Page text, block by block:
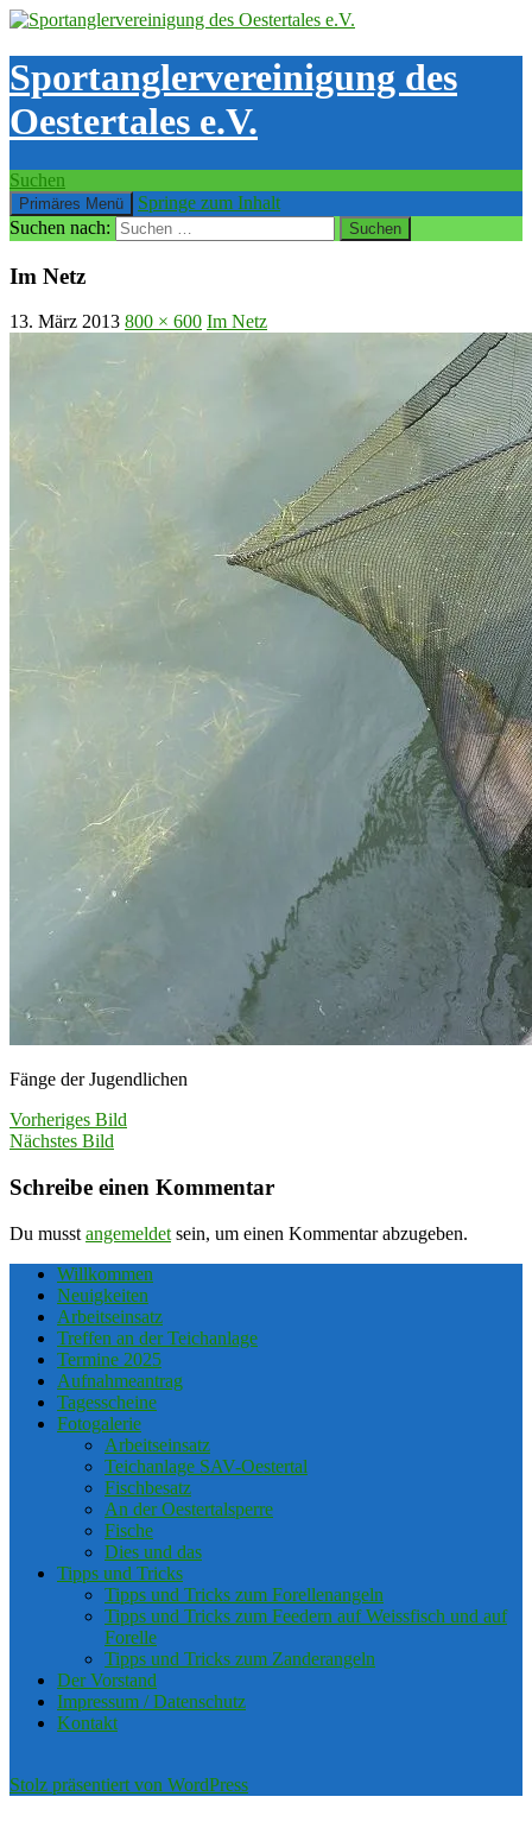
Sportanglervereinigung des
Oestertales e.V.
Suchen
Primäres Menü
Springe zum Inhalt
Suchen nach:
Im Netz
13. März 2013 800 × 600 Im Netz
Fänge der Jugendlichen
Vorheriges Bild
Nächstes Bild
Schreibe einen Kommentar
Du musst angemeldet sein, um einen Kommentar abzugeben.
Willkommen
Neuigkeiten
Arbeitseinsatz
Treffen an der Teichanlage
Termine 2025
Aufnahmeantrag
Tagesscheine
Fotogalerie
Arbeitseinsatz
Teichanlage SAV-Oestertal
Fischbesatz
An der Oestertalsperre
Fische
Dies und das
Tipps und Tricks
Tipps und Tricks zum Forellenangeln
Tipps und Tricks zum Feedern auf Weissfisch und auf
Forelle
Tipps und Tricks zum Zanderangeln
Der Vorstand
Impressum / Datenschutz
Kontakt
Stolz präsentiert von WordPress